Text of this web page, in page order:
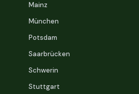
Mainz
München
Potsdam
Saarbrücken
Schwerin
Stuttgart